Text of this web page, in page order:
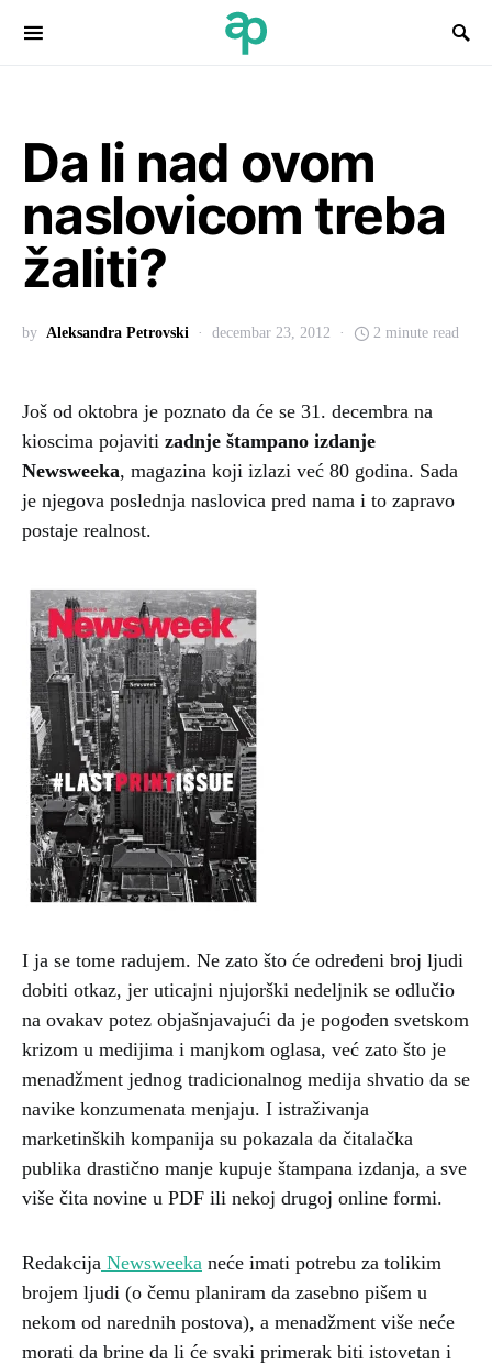
Search for:
Da li nad ovom
naslovicom treba
žaliti?
by Aleksandra Petrovski decembar 23, 2012 2 minute read
Još od oktobra je poznato da će se 31. decembra na
kioscima pojaviti zadnje štampano izdanje
Newsweeka, magazina koji izlazi već 80 godina. Sada
je njegova poslednja naslovica pred nama i to zapravo
postaje realnost.
I ja se tome radujem. Ne zato što će određeni broj ljudi
dobiti otkaz, jer uticajni njujorški nedeljnik se odlučio
na ovakav potez objašnjavajući da je pogođen svetskom
krizom u medijima i manjkom oglasa, već zato što je
menadžment jednog tradicionalnog medija shvatio da se
navike konzumenata menjaju. I istraživanja
marketinških kompanija su pokazala da čitalačka
publika drastično manje kupuje štampana izdanja, a sve
više čita novine u PDF ili nekoj drugoj online formi.
Redakcija Newsweeka neće imati potrebu za tolikim
brojem ljudi (o čemu planiram da zasebno pišem u
nekom od narednih postova), a menadžment više neće
morati da brine da li će svaki primerak biti istovetan i